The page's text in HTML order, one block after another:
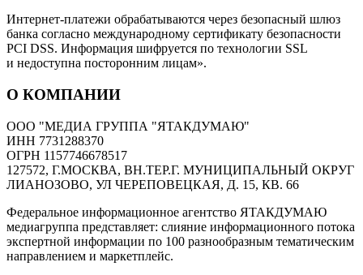
Интернет-платежи обрабатываются через безопасный шлюз
банка согласно международному сертификату безопасности
PCI DSS. Информация шифруется по технологии SSL
и недоступна посторонним лицам».
О КОМПАНИИ
ООО "МЕДИА ГРУППА "ЯТАКДУМАЮ"
ИНН 7731288370
ОГРН 1157746678517
127572, Г.МОСКВА, ВН.ТЕР.Г. МУНИЦИПАЛЬНЫЙ ОКРУГ
ЛИАНОЗОВО, УЛ ЧЕРЕПОВЕЦКАЯ, Д. 15, КВ. 66
Федеральное информационное агентство ЯТАКДУМАЮ
медиагруппа представляет: слияние информационного потока
экспертной информации по 100 разнообразным тематическим
направлением и маркетплейс.